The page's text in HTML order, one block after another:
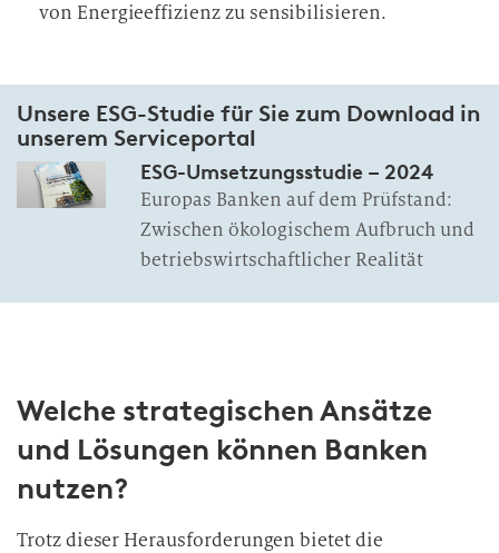
von Energieeffizienz zu sensibilisieren.
Unsere ESG-Studie für Sie zum Download in
unserem Serviceportal
ESG-Umsetzungsstudie – 2024
Europas Banken auf dem Prüfstand:
Zwischen ökologischem Aufbruch und
betriebswirtschaftlicher Realität
Welche strategischen Ansätze
und Lösungen können Banken
nutzen?
Trotz dieser Herausforderungen bietet die